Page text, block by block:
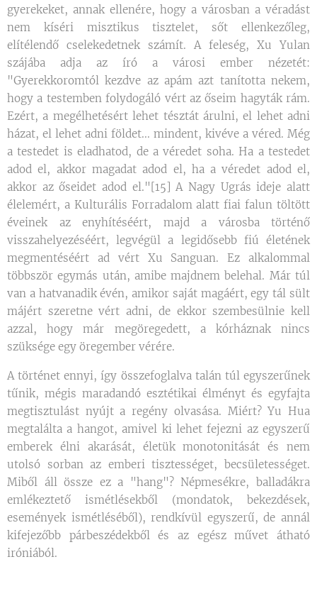
gyerekeket, annak ellenére, hogy a városban a véradást
nem kíséri misztikus tisztelet, sőt ellenkezőleg,
elítélendő cselekedetnek számít. A feleség, Xu Yulan
szájába adja az író a városi ember nézetét:
"Gyerekkoromtól kezdve az apám azt tanította nekem,
hogy a testemben folydogáló vért az őseim hagyták rám.
Ezért, a megélhetésért lehet tésztát árulni, el lehet adni
házat, el lehet adni földet... mindent, kivéve a véred. Még
a testedet is eladhatod, de a véredet soha. Ha a testedet
adod el, akkor magadat adod el, ha a véredet adod el,
akkor az őseidet adod el."[15] A Nagy Ugrás ideje alatt
élelemért, a Kulturális Forradalom alatt fiai falun töltött
éveinek az enyhítéséért, majd a városba történő
visszahelyezéséért, legvégül a legidősebb fiú életének
megmentéséért ad vért Xu Sanguan. Ez alkalommal
többször egymás után, amibe majdnem belehal. Már túl
van a hatvanadik évén, amikor saját magáért, egy tál sült
májért szeretne vért adni, de ekkor szembesülnie kell
azzal, hogy már megöregedett, a kórháznak nincs
szüksége egy öregember vérére.
A történet ennyi, így összefoglalva talán túl egyszerűnek
tűnik, mégis maradandó esztétikai élményt és egyfajta
megtisztulást nyújt a regény olvasása. Miért? Yu Hua
megtalálta a hangot, amivel ki lehet fejezni az egyszerű
emberek élni akarását, életük monotonitását és nem
utolsó sorban az emberi tisztességet, becsületességet.
Miből áll össze ez a "hang"? Népmesékre, balladákra
emlékeztető ismétlésekből (mondatok, bekezdések,
események ismétléséből), rendkívül egyszerű, de annál
kifejezőbb párbeszédekből és az egész művet átható
iróniából.